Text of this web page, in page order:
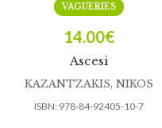
Ascesi
VAGUERIES
14.00€
KAZANTZAKIS, NIKOS
ISBN: 978-84-92405-10-7